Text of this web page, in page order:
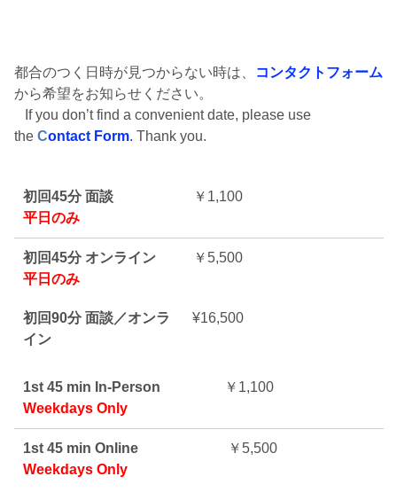
都合のつく日時が見つからない時は、
コンタクトフォーム
から希望をお知らせください。
If you don’t find a convenient date, please use
the Contact Form. Thank you.
初回45分 面談
平日のみ
￥1,100
初回45分 オンライン
平日のみ
￥5,500
初回90分 面談／オンラ
イン
¥16,500
1st 45 min In-Person
Weekdays Only
￥1,100
1st 45 min Online
Weekdays Only
￥5,500